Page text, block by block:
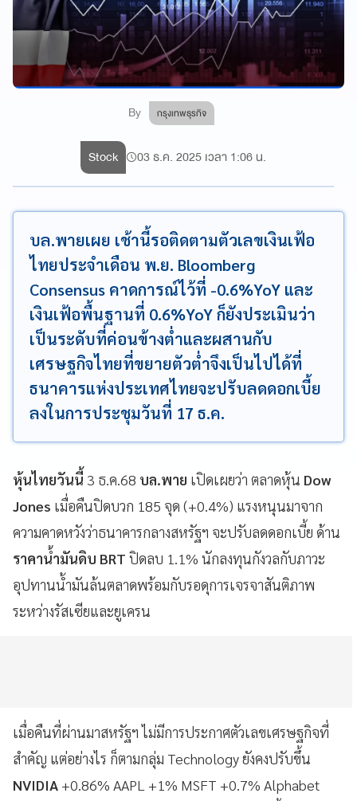
By กรุงเทพธุรกิจ
Stock 03 ธ.ค. 2025 เวลา 1:06 น.
บล.พายเผย เช้านี้รอติดตามตัวเลขเงินเฟ้อ
ไทยประจำเดือน พ.ย. Bloomberg
Consensus คาดการณ์ไว้ที่ -0.6%YoY และ
เงินเฟ้อพื้นฐานที่ 0.6%YoY ก็ยังประเมินว่า
เป็นระดับที่ค่อนข้างต่ำและผสานกับ
เศรษฐกิจไทยที่ขยายตัวต่ำจึงเป็นไปได้ที่
ธนาคารแห่งประเทศไทยจะปรับลดดอกเบี้ย
ลงในการประชุมวันที่ 17 ธ.ค.
หุ้นไทยวันนี้ 3 ธ.ค.68 บล.พาย เปิดเผยว่า ตลาดหุ้น Dow
Jones เมื่อคืนปิดบวก 185 จุด (+0.4%) แรงหนุนมาจาก
ความคาดหวังว่าธนาคารกลางสหรัฐฯ จะปรับลดดอกเบี้ย ด้าน
ราคาน้ำมันดิบ BRT ปิดลบ 1.1% นักลงทุนกังวลกับภาวะ
อุปทานน้ำมันล้นตลาดพร้อมกับรอดุการเจรจาสันติภาพ
ระหว่างรัสเซียและยูเครน
เมื่อคืนที่ผ่านมาสหรัฐฯ ไม่มีการประกาศตัวเลขเศรษฐกิจที่
สำคัญ แต่อย่างไร ก็ตามกลุ่ม Technology ยังคงปรับขึ้น
NVIDIA +0.86% AAPL +1% MSFT +0.7% Alphabet